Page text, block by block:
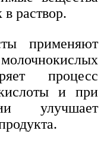
в раствор.
применяют
процесс
и при
улучшает